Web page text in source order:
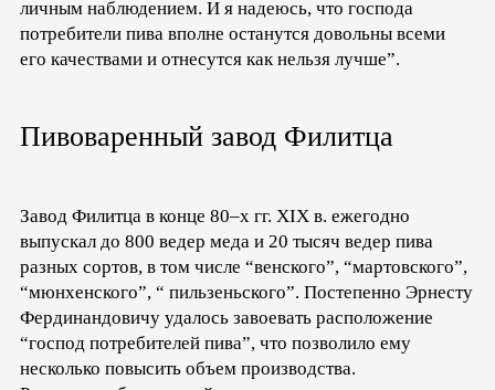
личным наблюдением. И я надеюсь, что господа
потребители пива вполне останутся довольны всеми
его качествами и отнесутся как нельзя лучше”.
Пивоваренный завод Филитца
Завод Филитца в конце 80–х гг. XIX в. ежегодно
выпускал до 800 ведер меда и 20 тысяч ведер пива
разных сортов, в том числе “венского”, “мартовского”,
“мюнхенского”, “ пильзеньского”. Постепенно Эрнесту
Фердинандовичу удалось завоевать расположение
“господ потребителей пива”, что позволило ему
несколько повысить объем производства.